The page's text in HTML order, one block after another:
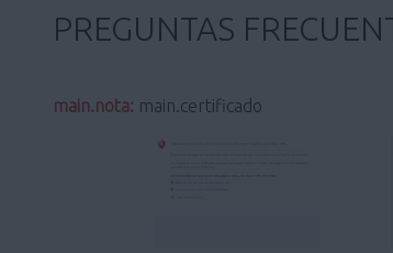
PREGUNTAS
main.nota: main.certificado